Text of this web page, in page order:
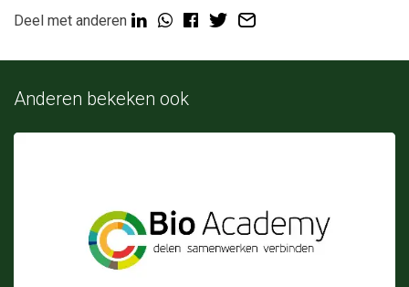
Deel met anderen
Anderen bekeken ook